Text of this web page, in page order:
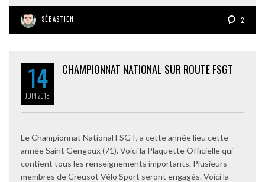
SÉBASTIEN 2
14
JUIN2018
CHAMPIONNAT NATIONAL SUR ROUTE FSGT
Le Championnat National FSGT, a cette année lieu cette
année Saint Gengoux (71). Voici la Plaquette Officielle qui
contient tous les renseignements importants. Plusieurs
membres de Creusot Vélo Sport seront engagés. Voici la